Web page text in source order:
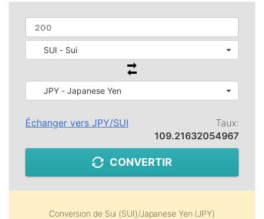
SUI - Sui
JPY - Japanese Yen
Échanger vers JPY/SUI
Taux:
109.21632054967
CONVERTIR
Conversion de Sui (SUI)/Japanese Yen (JPY)